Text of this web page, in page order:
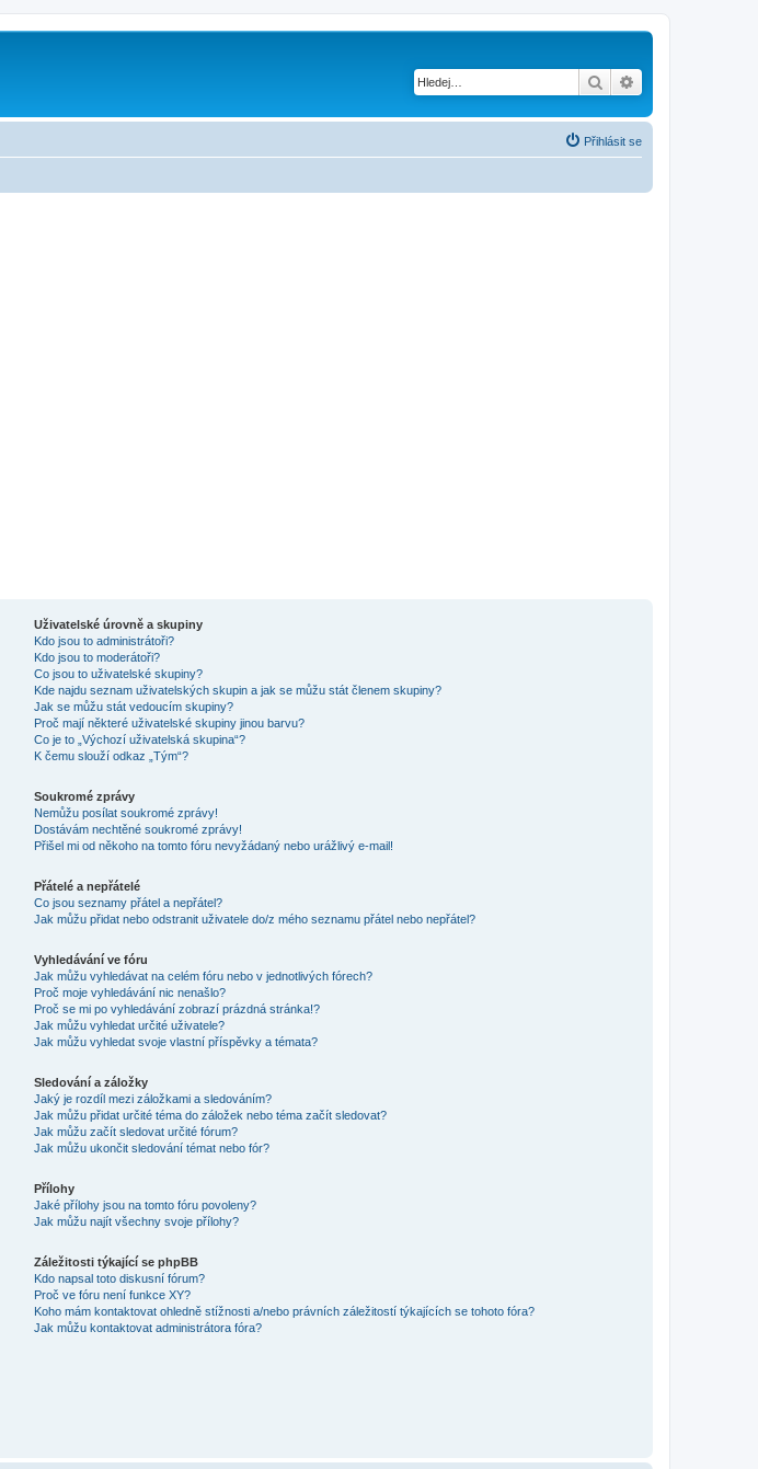
Hledat
Přihlásit se
Uživatelské úrovně a skupiny
Kdo jsou to administrátoři?
Kdo jsou to moderátoři?
Co jsou to uživatelské skupiny?
Kde najdu seznam uživatelských skupin a jak se můžu stát členem skupiny?
Jak se můžu stát vedoucím skupiny?
Proč mají některé uživatelské skupiny jinou barvu?
Co je to „Výchozí uživatelská skupina“?
K čemu slouží odkaz „Tým“?
Soukromé zprávy
Nemůžu posílat soukromé zprávy!
Dostávám nechtěné soukromé zprávy!
Přišel mi od někoho na tomto fóru nevyžádaný nebo urážlivý e-mail!
Přátelé a nepřátelé
Co jsou seznamy přátel a nepřátel?
Jak můžu přidat nebo odstranit uživatele do/z mého seznamu přátel nebo nepřátel?
Vyhledávání ve fóru
Jak můžu vyhledávat na celém fóru nebo v jednotlivých fórech?
Proč moje vyhledávání nic nenašlo?
Proč se mi po vyhledávání zobrazí prázdná stránka!?
Jak můžu vyhledat určité uživatele?
Jak můžu vyhledat svoje vlastní příspěvky a témata?
Sledování a záložky
Jaký je rozdíl mezi záložkami a sledováním?
Jak můžu přidat určité téma do záložek nebo téma začít sledovat?
Jak můžu začít sledovat určité fórum?
Jak můžu ukončit sledování témat nebo fór?
Přílohy
Jaké přílohy jsou na tomto fóru povoleny?
Jak můžu najít všechny svoje přílohy?
Záležitosti týkající se phpBB
Kdo napsal toto diskusní fórum?
Proč ve fóru není funkce XY?
Koho mám kontaktovat ohledně stížnosti a/nebo právních záležitostí týkajících se tohoto fóra?
Jak můžu kontaktovat administrátora fóra?